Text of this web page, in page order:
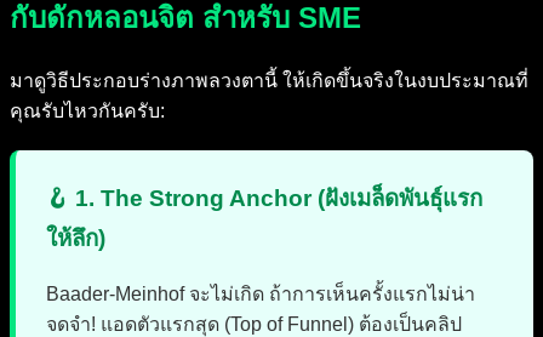
กับดักหลอนจิต สำหรับ SME
มาดูวิธีประกอบร่างภาพลวงตานี้ ให้เกิดขึ้นจริงในงบประมาณที่
คุณรับไหวกันครับ:
🪝 1. The Strong Anchor (ฝังเมล็ดพันธุ์แรก
ให้ลึก)
Baader-Meinhof จะไม่เกิด ถ้าการเห็นครั้งแรกไม่น่า
จดจำ! แอดตัวแรกสุด (Top of Funnel) ต้องเป็นคลิป